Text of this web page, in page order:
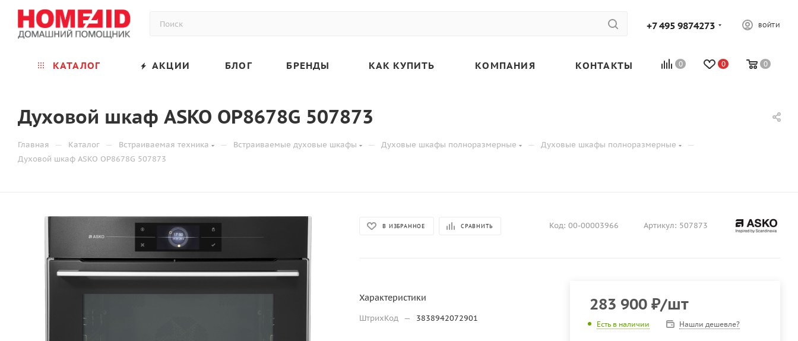
+7 495 9874273 ВОЙТИ
0 0 0
КАТАЛОГ АКЦИИ БЛОГ БРЕНДЫ КАК КУПИТЬ КОМПАНИЯ КОНТАКТЫ
Духовой шкаф ASKO OP8678G 507873
Главная — Каталог — Встраиваемая техника — Встраиваемые духовые шкафы — Духовые шкафы полноразмерные — Духовые шкафы полноразмерные —
Духовой шкаф ASKO OP8678G 507873
В ИЗБРАННОЕ СРАВНИТЬ Код: 00-00003966 Артикул: 507873
Характеристики
ШтрихКод — 3838942072901
283 900₽/шт
Есть в наличии Нашли дешевле?